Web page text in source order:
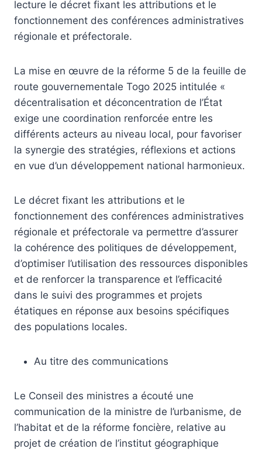
lecture le décret fixant les attributions et le
fonctionnement des conférences administratives
régionale et préfectorale.
La mise en œuvre de la réforme 5 de la feuille de
route gouvernementale Togo 2025 intitulée «
décentralisation et déconcentration de l’État
exige une coordination renforcée entre les
différents acteurs au niveau local, pour favoriser
la synergie des stratégies, réflexions et actions
en vue d’un développement national harmonieux.
Le décret fixant les attributions et le
fonctionnement des conférences administratives
régionale et préfectorale va permettre d’assurer
la cohérence des politiques de développement,
d’optimiser l’utilisation des ressources disponibles
et de renforcer la transparence et l’efficacité
dans le suivi des programmes et projets
étatiques en réponse aux besoins spécifiques
des populations locales.
Au titre des communications
Le Conseil des ministres a écouté une
communication de la ministre de l’urbanisme, de
l’habitat et de la réforme foncière, relative au
projet de création de l’institut géographique